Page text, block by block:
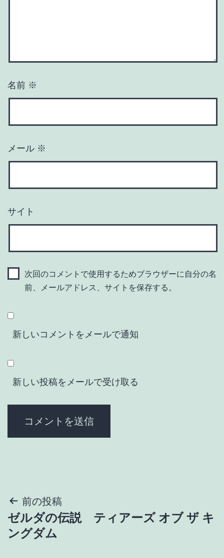
名前 ※
メール ※
サイト
次回のコメントで使用するためブラウザーに自分の名
前、メールアドレス、サイトを保存する。
新しいコメントをメールで通知
新しい投稿をメールで受け取る
投
稿
前の投稿
ゼルダの伝説 ティアーズ オブ ザ キ
ングダム